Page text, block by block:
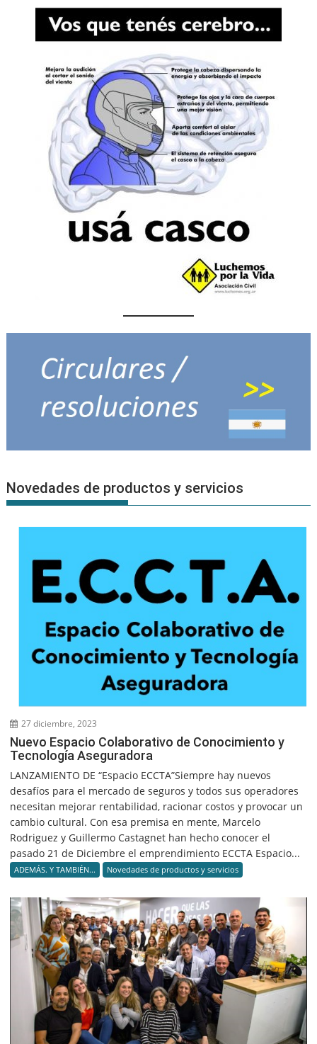
Novedades de productos y servicios
27 diciembre, 2023
Nuevo Espacio Colaborativo de Conocimiento y
Tecnología Aseguradora
LANZAMIENTO DE “Espacio ECCTA”Siempre hay nuevos
desafíos para el mercado de seguros y todos sus operadores
necesitan mejorar rentabilidad, racionar costos y provocar un
cambio cultural. Con esa premisa en mente, Marcelo
Rodriguez y Guillermo Castagnet han hecho conocer el
pasado 21 de Diciembre el emprendimiento ECCTA Espacio...
ADEMÁS. Y TAMBIÉN... Novedades de productos y servicios